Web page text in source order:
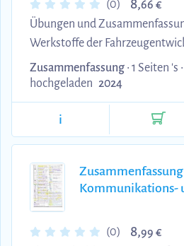
(0) 8,66 €
Übungen und
Werkstoffe der
Zusammenfassung • 1 Seiten 's •
hochgeladen 2024
i
Kommunikations-
(0) 8,99 €